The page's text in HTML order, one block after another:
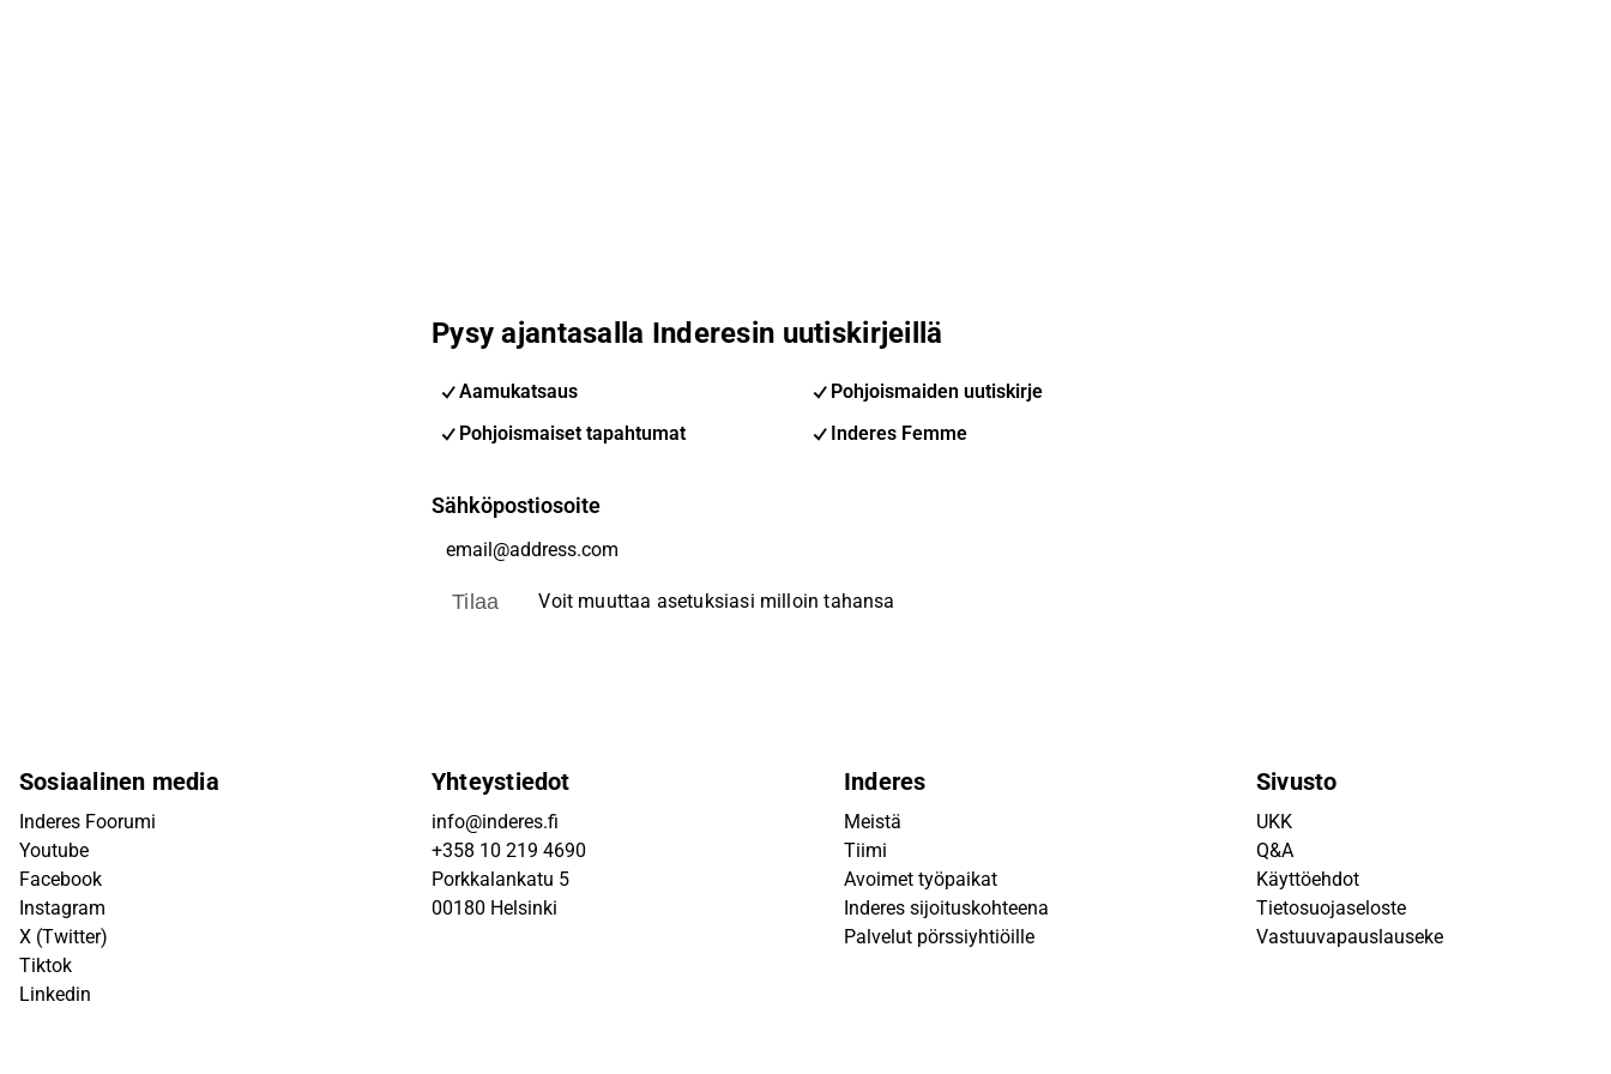
Pysy ajantasalla Inderesin uutiskirjeillä
Aamukatsaus
Pohjoismaiden uutiskirje
Pohjoismaiset tapahtumat
Inderes Femme
Sähköpostiosoite
Tilaa Voit muuttaa asetuksiasi milloin tahansa
Sosiaalinen media
Inderes Foorumi
Youtube
Facebook
Instagram
X (Twitter)
Tiktok
Linkedin
Yhteystiedot
info@inderes.fi
+358 10 219 4690
Porkkalankatu 5
00180 Helsinki
Inderes
Meistä
Tiimi
Avoimet työpaikat
Inderes sijoituskohteena
Palvelut pörssiyhtiöille
Sivusto
UKK
Q&A
Käyttöehdot
Tietosuojaseloste
Vastuuvapauslauseke